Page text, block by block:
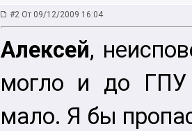
#2 От 09/12/2009 16:04
Алексей,
могло и до ГПУ
мало. Я бы